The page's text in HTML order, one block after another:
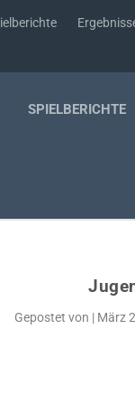
SPIELBERICHTE
Gepostet von | März